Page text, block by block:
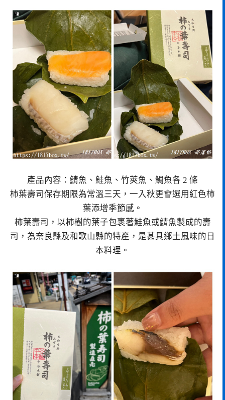
產品內容：鯖魚、鮭魚、竹莢魚、鯛魚各 2 條
柿葉壽司保存期限為常溫三天，一入秋更會選用紅色柿
葉添增季節感。
柿葉壽司，以柿樹的葉子包裹著鮭魚或鯖魚製成的壽
司，為奈良縣及和歌山縣的特產，是甚具鄉土風味的日
本料理。